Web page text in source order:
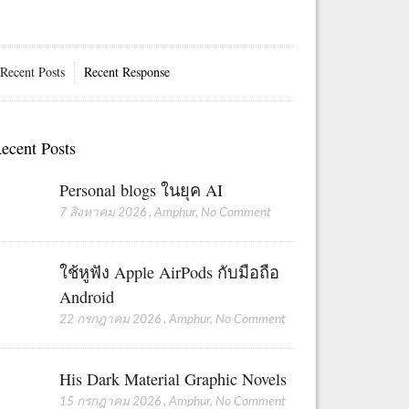
Recent Posts Recent Response
Posts
Personal blogs ในยุค AI
7 สิงหาคม 2026 ,Amphur, No Comment
ใช้หูฟัง Apple AirPods กับมือถือ
Android
22 กรกฎาคม 2026 ,Amphur, No Comment
His Dark Material Graphic Novels
15 กรกฎาคม 2026 ,Amphur, No Comment